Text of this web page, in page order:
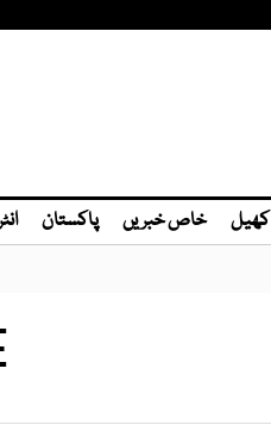
کھیل خاص خبریں پاکستان